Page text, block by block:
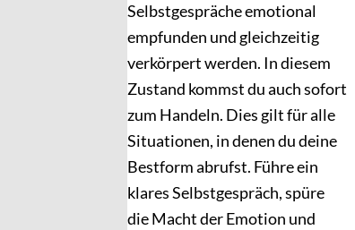
Selbstgespräche emotional
empfunden und gleichzeitig
verkörpert werden. In diesem
Zustand kommst du auch sofort
zum Handeln. Dies gilt für alle
Situationen, in denen du deine
Bestform abrufst. Führe ein
klares Selbstgespräch, spüre
die Macht der Emotion und